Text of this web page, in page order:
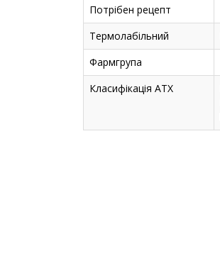
Потрібен рецепт
Термолабільний
Фармгрупа
Класифікація ATX